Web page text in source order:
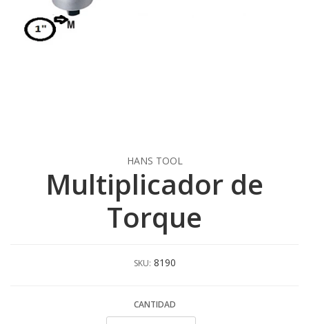
HANS TOOL
Multiplicador de
Torque
SKU: 8190
CANTIDAD